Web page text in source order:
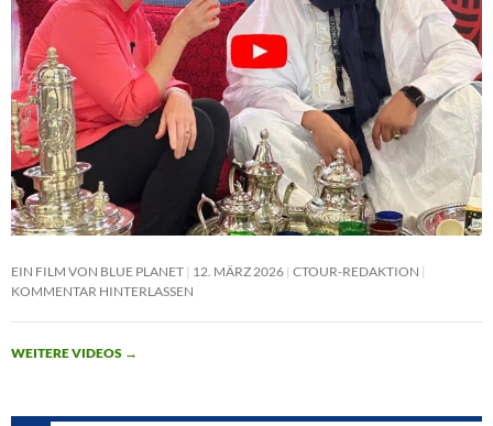
EIN FILM VON BLUE PLANET 12. MÄRZ 2026 CTOUR-REDAKTION
KOMMENTAR HINTERLASSEN
WEITERE VIDEOS →